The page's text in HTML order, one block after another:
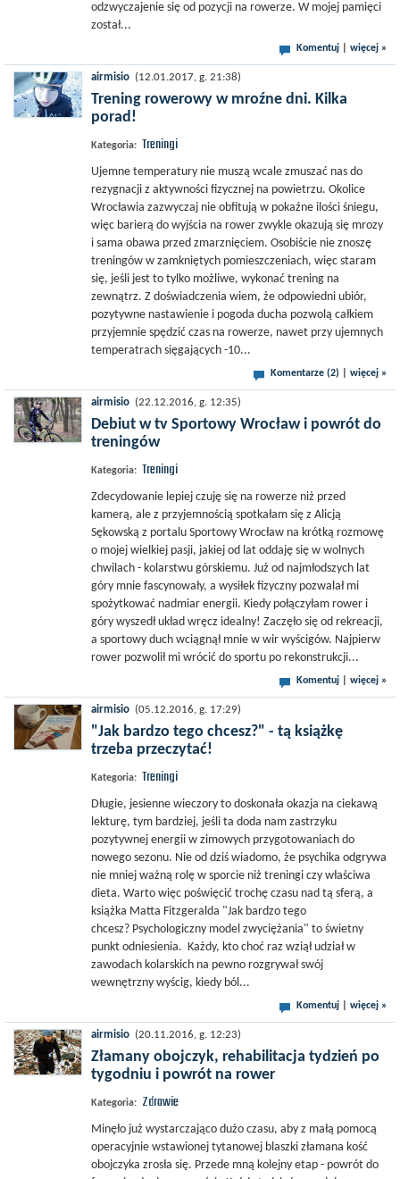
odzwyczajenie się od pozycji na rowerze. W mojej pamięci
został...
Komentuj więcej »
airmisio (12.01.2017, g. 21:38)
Trening rowerowy w mroźne dni. Kilka
porad!
Kategoria: Treningi
Ujemne temperatury nie muszą wcale zmuszać nas do
rezygnacji z aktywności fizycznej na powietrzu. Okolice
Wrocławia zazwyczaj nie obfitują w pokaźne ilości śniegu,
więc barierą do wyjścia na rower zwykle okazują się mrozy
i sama obawa przed zmarznięciem. Osobiście nie znoszę
treningów w zamkniętych pomieszczeniach, więc staram
się, jeśli jest to tylko możliwe, wykonać trening na
zewnątrz. Z doświadczenia wiem, że odpowiedni ubiór,
pozytywne nastawienie i pogoda ducha pozwolą całkiem
przyjemnie spędzić czas na rowerze, nawet przy ujemnych
temperatrach sięgających -10...
Komentarze (2) więcej »
airmisio (22.12.2016, g. 12:35)
Debiut w tv Sportowy Wrocław i powrót do
treningów
Kategoria: Treningi
Zdecydowanie lepiej czuję się na rowerze niż przed
kamerą, ale z przyjemnością spotkałam się z Alicją
Sękowską z portalu Sportowy Wrocław na krótką rozmowę
o mojej wielkiej pasji, jakiej od lat oddaję się w wolnych
chwilach - kolarstwu górskiemu. Już od najmłodszych lat
góry mnie fascynowały, a wysiłek fizyczny pozwalał mi
spożytkować nadmiar energii. Kiedy połączyłam rower i
góry wyszedł układ wręcz idealny! Zaczęło się od rekreacji,
a sportowy duch wciągnął mnie w wir wyścigów. Najpierw
rower pozwolił mi wrócić do sportu po rekonstrukcji...
Komentuj więcej »
airmisio (05.12.2016, g. 17:29)
"Jak bardzo tego chcesz?" - tą książkę
trzeba przeczytać!
Kategoria: Treningi
Długie, jesienne wieczory to doskonała okazja na ciekawą
lekturę, tym bardziej, jeśli ta doda nam zastrzyku
pozytywnej energii w zimowych przygotowaniach do
nowego sezonu. Nie od dziś wiadomo, że psychika odgrywa
nie mniej ważną rolę w sporcie niż treningi czy właściwa
dieta. Warto więc poświęcić trochę czasu nad tą sferą, a
książka Matta Fitzgeralda "Jak bardzo tego
chcesz? Psychologiczny model zwyciężania" to świetny
punkt odniesienia. Każdy, kto choć raz wziął udział w
zawodach kolarskich na pewno rozgrywał swój
wewnętrzny wyścig, kiedy ból...
Komentuj więcej »
airmisio (20.11.2016, g. 12:23)
Złamany obojczyk, rehabilitacja tydzień po
tygodniu i powrót na rower
Kategoria: Zdrowie
Minęło już wystarczająco dużo czasu, aby z małą pomocą
operacyjnie wstawionej tytanowej blaszki złamana kość
obojczyka zrosła się. Przede mną kolejny etap - powrót do